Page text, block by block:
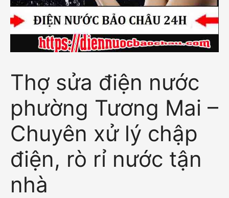
Thợ sửa điện nước
phường Tương Mai –
Chuyên xử lý chập
điện, rò rỉ nước tận
nhà